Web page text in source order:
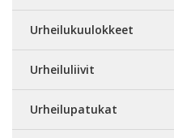
Urheilukuulokkeet
Urheiluliivit
Urheilupatukat